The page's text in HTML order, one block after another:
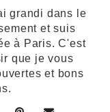
grandi dans le
et suis
à Paris. C'est
que je vous
et bons